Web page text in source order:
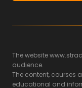
The website
audience.
The content, courses
educational and